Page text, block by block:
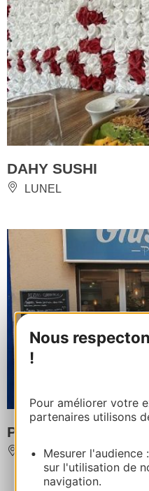
Nous
!
Pour améliorer votre
partenaires utilisons
Mesurer
sur l'utilisation de
navigation.
DAHY SUSHI
LUNEL
PIZZERIA GIUSEPPE
MARVEJOLS